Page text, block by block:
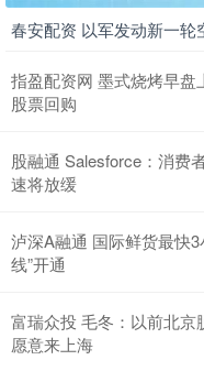
春安配资 以军发动新一轮
指盈配资网 墨式烧烤早盘
股票回购
股融通 Salesforce：消费
速将放缓
泸深A融通 国际鲜货最快
线”开通
富瑞众投 毛冬：以前北
愿意来上海